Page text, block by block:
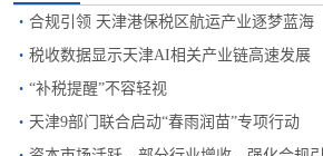
· 合规引领 天津港保税区航运产业逐梦蓝海
· 税收数据显示天津AI相关产业链高速发展
· “补税提醒”不容轻视
· 天津9部门联合启动“春雨润苗”专项行动